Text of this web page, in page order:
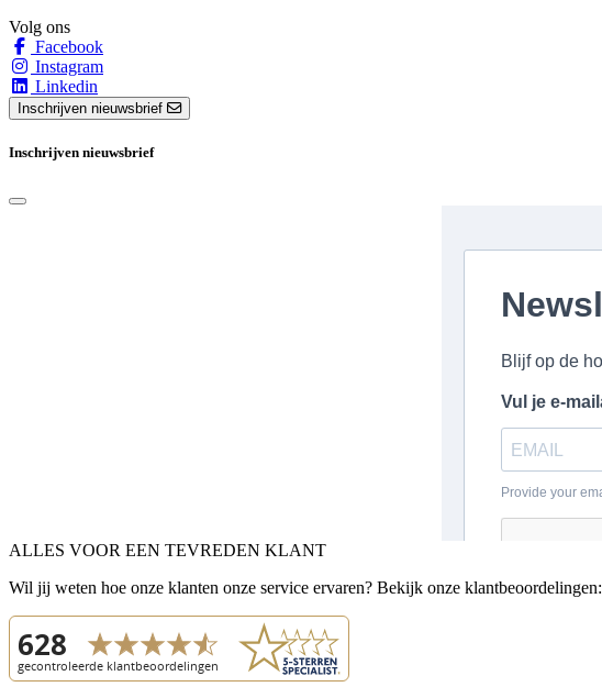
Volg ons
Facebook
Instagram
Linkedin
Inschrijven nieuwsbrief
Inschrijven nieuwsbrief
ALLES VOOR EEN TEVREDEN KLANT
Wil jij weten hoe onze klanten onze service ervaren? Bekijk onze klantbeoordelingen: